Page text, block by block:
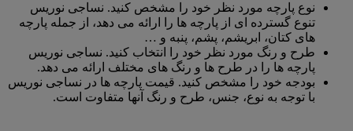
نوع پارچه مورد نظر خود را مشخص کنید. نساجی نوریس
تنوع گسترده ای از پارچه ها را ارائه می دهد، از جمله پارچه
های کتان، ابریشم، پشم، پنبه و …
طرح و رنگ مورد نظر خود را انتخاب کنید. نساجی نوریس
پارچه ها را در طرح ها و رنگ های مختلف ارائه می دهد.
بودجه خود را مشخص کنید. قیمت پارچه ها در نساجی نوریس
با توجه به نوع، جنس، طرح و رنگ آنها متفاوت است.